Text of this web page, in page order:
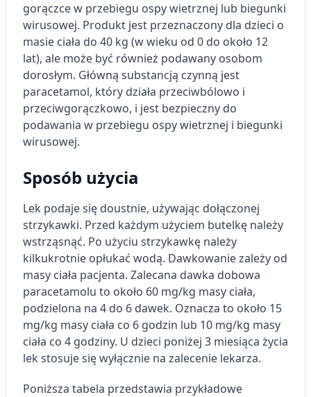
gorączce w przebiegu ospy wietrznej lub biegunki
wirusowej. Produkt jest przeznaczony dla dzieci o
masie ciała do 40 kg (w wieku od 0 do około 12
lat), ale może być również podawany osobom
dorosłym. Główną substancją czynną jest
paracetamol, który działa przeciwbólowo i
przeciwgorączkowo, i jest bezpieczny do
podawania w przebiegu ospy wietrznej i biegunki
wirusowej.
Sposób użycia
Lek podaje się doustnie, używając dołączonej
strzykawki. Przed każdym użyciem butelkę należy
wstrząsnąć. Po użyciu strzykawkę należy
kilkukrotnie opłukać wodą. Dawkowanie zależy od
masy ciała pacjenta. Zalecana dawka dobowa
paracetamolu to około 60 mg/kg masy ciała,
podzielona na 4 do 6 dawek. Oznacza to około 15
mg/kg masy ciała co 6 godzin lub 10 mg/kg masy
ciała co 4 godziny. U dzieci poniżej 3 miesiąca życia
lek stosuje się wyłącznie na zalecenie lekarza.
Poniższa tabela przedstawia przykładowe